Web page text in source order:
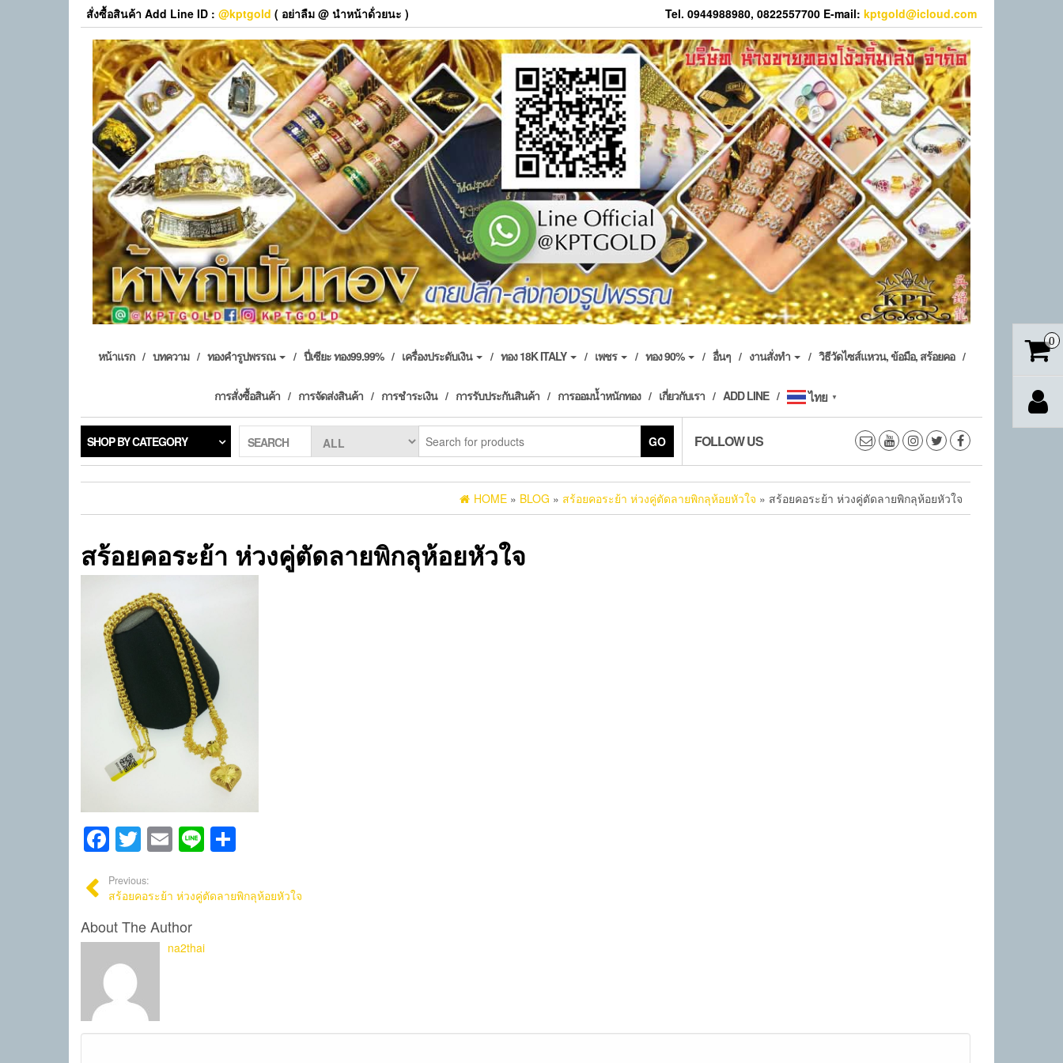
สั่งซื้อสินค้า Add Line ID : @kptgold ( อย่าลืม @ นำหน้าด้่วยนะ ) Tel. 0944988980, 0822557700 E-mail: kptgold@icloud.com
หน้าแรก บทความ ทองคำรูปพรรณ ปี่เซียะ ทอง99.99% เครื่องประดับเงิน ทอง 18K ITALY เพชร ทอง 90% อื่นๆ งานสั่งทำ วิธีวัดไซส์แหวน, ข้อมือ, สร้อยคอ
การสั่งซื้อสินค้า การจัดส่งสินค้า การชำระเงิน การรับประกันสินค้า การออมน้ำหนักทอง เกี่ยวกับเรา ADD LINE ไทย ▼
SHOP BY CATEGORY SEARCH GO FOLLOW US
HOME » BLOG » สร้อยคอระย้า ห่วงคู่ตัดลายพิกลุห้อยหัวใจ » สร้อยคอระย้า ห่วงคู่ตัดลายพิกลุห้อยหัวใจ
สร้อยคอระย้า ห่วงคู่ตัดลายพิกลุห้อยหัวใจ
Facebook
Twitter
Email
Line
Previous:
สร้อยคอระย้า ห่วงคู่ตัดลายพิกลุห้อยหัวใจ
About The Author
na2thai
0